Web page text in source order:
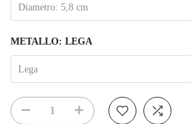
Diametro: 5,8 cm
METALLO: LEGA
Lega